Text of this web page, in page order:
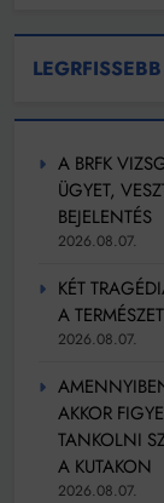
A BRFK
ÜGYET,
BEJELENTÉS
2026.08.07.
KÉT
A
2026.08.07.
AKKOR
TANKOLNI
A KUTAKON
2026.08.07.